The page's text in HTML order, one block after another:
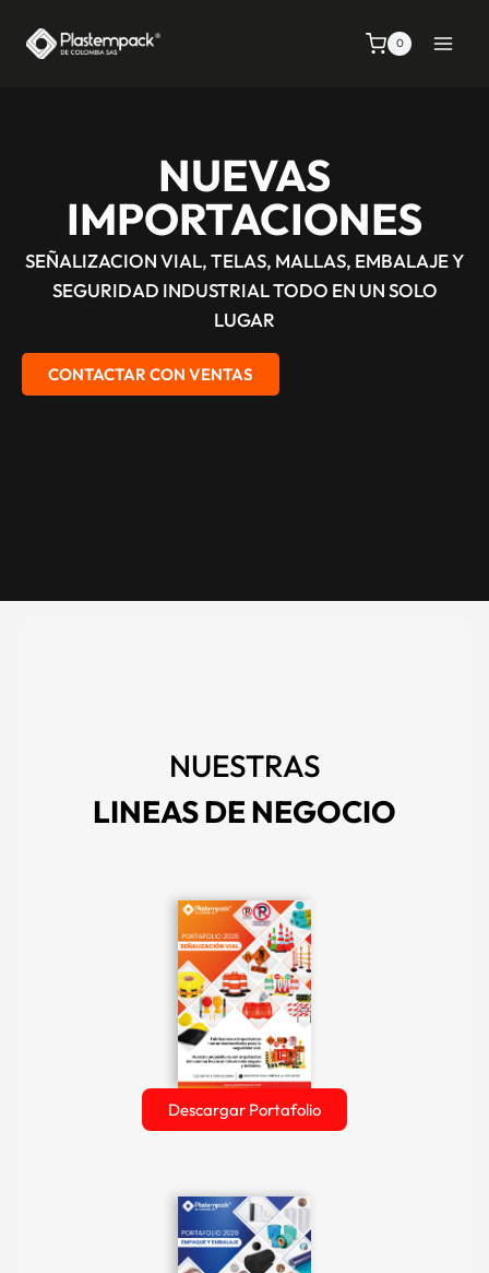
0
NUEVAS
IMPORTACIONES
SEÑALIZACION VIAL, TELAS, MALLAS, EMBALAJE Y
SEGURIDAD INDUSTRIAL TODO EN UN SOLO
LUGAR
CONTACTAR CON VENTAS
NUESTRAS
LINEAS DE NEGOCIO
Descargar Portafolio